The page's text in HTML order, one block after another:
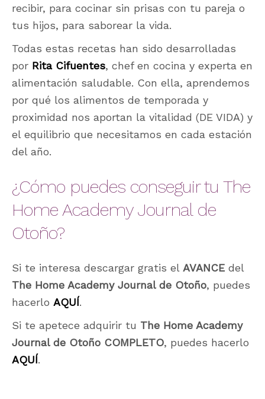
recibir, para cocinar sin prisas con tu pareja o
tus hijos, para saborear la vida.
Todas estas recetas han sido desarrolladas
por Rita Cifuentes, chef en cocina y experta en
alimentación saludable. Con ella, aprendemos
por qué los alimentos de temporada y
proximidad nos aportan la vitalidad (DE VIDA) y
el equilibrio que necesitamos en cada estación
del año.
¿Cómo puedes conseguir tu The
Home Academy Journal de
Otoño?
Si te interesa descargar gratis el AVANCE del
The Home Academy Journal de Otoño, puedes
hacerlo AQUÍ.
Si te apetece adquirir tu The Home Academy
Journal de Otoño COMPLETO, puedes hacerlo
AQUÍ.